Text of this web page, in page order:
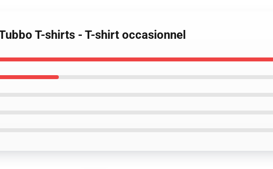
T-shirts - T-shirt occasionnel